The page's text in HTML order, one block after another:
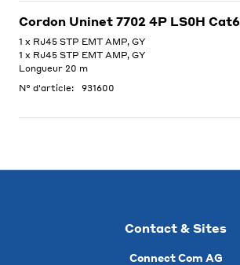
Cordon Uninet 7702 4P LS0H
1 x RJ45 STP EMT AMP, GY
1 x RJ45 STP EMT AMP, GY
Longueur 20 m
N° d'article:
931600
Contact & Sites
Connect Com AG